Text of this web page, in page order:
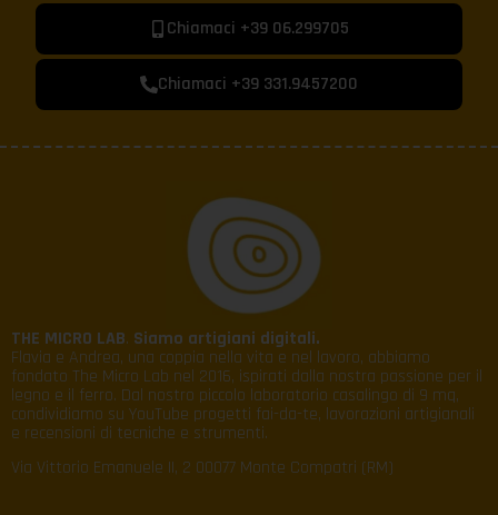
Chiamaci +39 06.299705
Chiamaci +39 331.9457200
THE MICRO LAB. Siamo artigiani digitali.
Flavia e Andrea, una coppia nella vita e nel lavoro, abbiamo
fondato The Micro Lab nel 2016, ispirati dalla nostra passione per il
legno e il ferro. Dal nostro piccolo laboratorio casalingo di 9 mq,
condividiamo su YouTube progetti fai-da-te, lavorazioni artigianali
e recensioni di tecniche e strumenti.
Via Vittorio Emanuele II, 2 00077 Monte Compatri (RM)